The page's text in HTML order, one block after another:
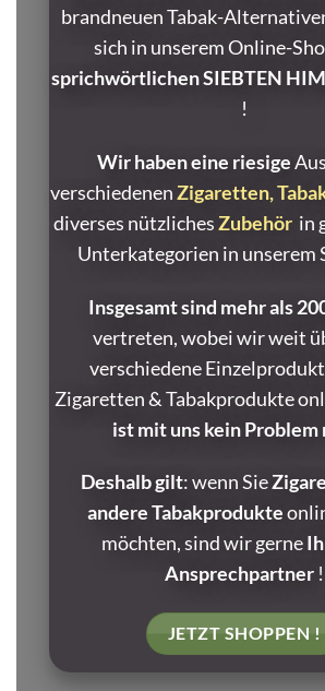
brandneuen Tabak-
sich in unserem Online-
sprichwörtlichen SIEBTEN
!
Wir haben eine riesige
verschiedenenZigaretten,
diverses nützlichesZubehörin
Unterkategorien in unserem
Insgesamt sind mehr als
vertreten, wobei wir weit
verschiedene
Zigaretten & Tabakprodukte
ist mit uns kein Problem
Deshalb gilt: wenn Sie
andere Tabakprodukte
möchten, sind wir gerne
Ansprechpartner !
JETZT SHOPPEN !